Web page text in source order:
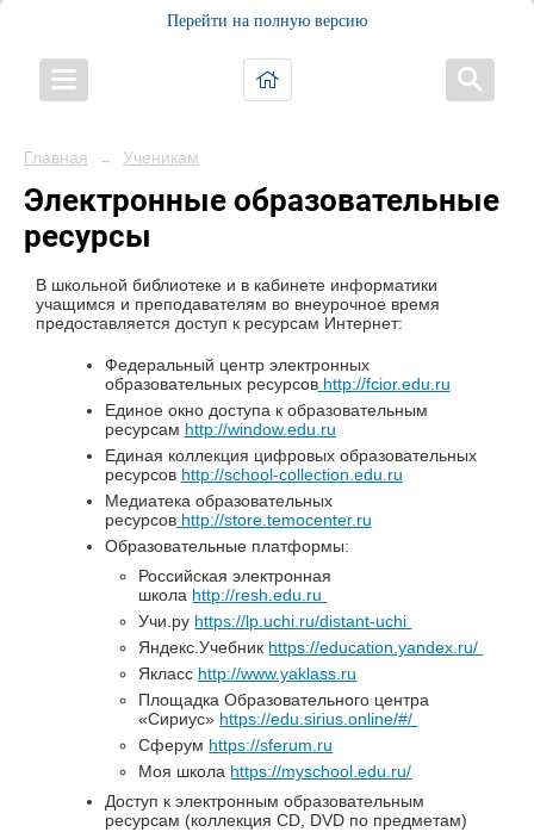
Перейти на полную версию
Главная → Ученикам
Электронные образовательные
ресурсы
В школьной библиотеке и в кабинете информатики
учащимся и преподавателям во внеурочное время
предоставляется доступ к ресурсам Интернет:
Федеральный центр электронных
образовательных ресурсов http://fcior.edu.ru
Единое окно доступа к образовательным
ресурсам http://window.edu.ru
Единая коллекция цифровых образовательных
ресурсов http://school-collection.edu.ru
Медиатека образовательных
ресурсов http://store.temocenter.ru
Образовательные платформы:
Российская электронная
школа http://resh.edu.ru
Учи.ру https://lp.uchi.ru/distant-uchi
Яндекс.Учебник https://education.yandex.ru/
Якласс http://www.yaklass.ru
Площадка Образовательного центра
«Сириус» https://edu.sirius.online/#/
Сферум https://sferum.ru
Моя школа https://myschool.edu.ru/
Доступ к электронным образовательным
ресурсам (коллекция CD, DVD по предметам)